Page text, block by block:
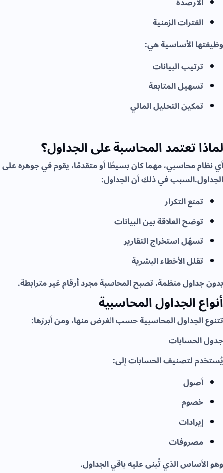
الفترات الزمنية
وظيفتها الأساسية هي:
ترتيب البيانات
تسهيل المتابعة
تمكين التحليل المالي
لماذا تعتمد المحاسبة على الجداول؟
أي نظام محاسبي، مهما كان بسيطًا أو متقدمًا، يقوم في جوهره على
الجداول.السبب في ذلك أن الجداول:
تمنع التكرار
توضح العلاقة بين البيانات
تسهّل استخراج التقارير
تقلل الأخطاء البشرية
بدون جداول منظمة، تصبح المحاسبة مجرد أرقام غير مترابطة.
أنواع الجداول المحاسبية
تتنوع الجداول المحاسبية حسب الغرض منها، ومن أبرزها:
جدول الحسابات
يُستخدم لتصنيف الحسابات إلى:
أصول
خصوم
إيرادات
مصروفات
وهو الأساس الذي تُبنى عليه باقي الجداول.